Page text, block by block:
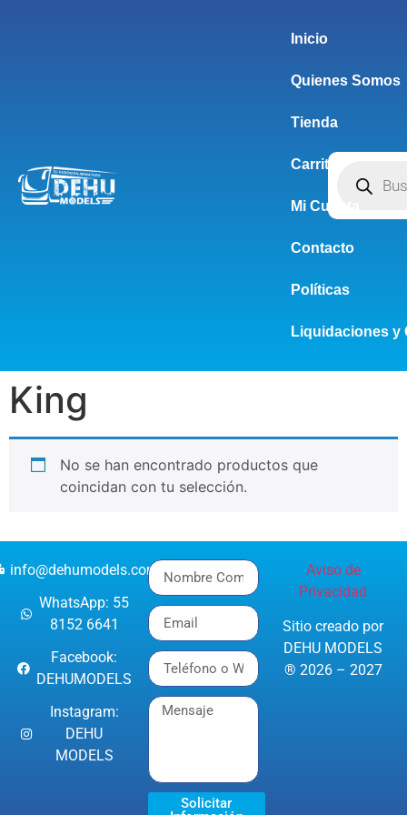
Inicio
Quienes Somos
Tienda
Carrito
Mi Cuenta
Contacto
Políticas
Liquidaciones y
King
No se han encontrado productos que
coincidan con tu selección.
info@dehumodels.com
WhatsApp: 55
8152 6641
Facebook:
DEHUMODELS
Instagram:
DEHU
MODELS
Solicitar
Aviso de
Privacidad
Sitio creado por
DEHU MODELS
® 2026 – 2027